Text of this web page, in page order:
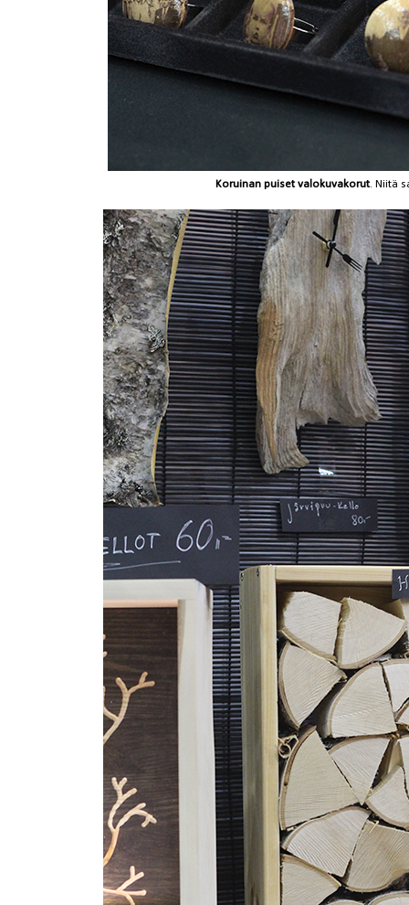
Koruinan puiset valokuvakorut. Niitä